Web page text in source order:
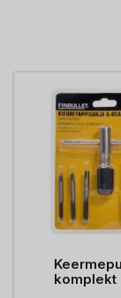
komplekt